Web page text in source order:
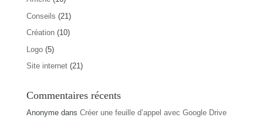
Conseils (21)
Création(10)
Logo(5)
Site internet(21)
Commentaires récents
Anonymedans Créer une feuille d’appel avec Google Drive